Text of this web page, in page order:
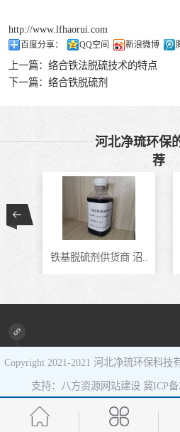
http://www.lfhaorui.com
百度分享： QQ空间 新浪微博
上一篇： 络合铁法脱硫技术的特点
下一篇： 络合铁脱硫剂
河北净琉环保
荐
铁基脱硫剂供货商 沼..
Copyright 2021-2021 河北净琉环保科技
支持：八方资源 网站建设 冀ICP备
剂
天然气脱硫剂
羰基硫脱除催化
高硫容抑盐脱硫
催化剂
液相氧化还原脱
液相氧化还原脱
硫补充剂
油气集输用天然
气净化剂螯合物
硫酸锰系复合型